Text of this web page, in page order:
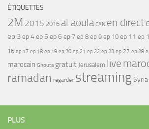
ÉTIQUETTES
2M 2015 2016 al aoula CAN en direct
ep 3ep 4ep 5 ep 6 ep 7 ep 8 ep 9 ep 10 ep 11 ep
16 ep 17 ep 18 ep 19 ep 20 ep 21 ep 22 ep 23 ep 27 ep 28
marocain Ghouta gratuit Jerusalem live
ramadan regarder streamingSyria
PLUS